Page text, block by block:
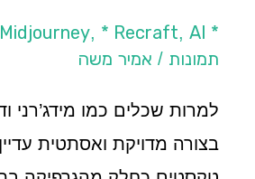
* Adobe Firefly
, * Recraft, AI כללי
תמונות / אמיר משה
למרות שכלים כמו
בצורה מדויקת ואסתטית